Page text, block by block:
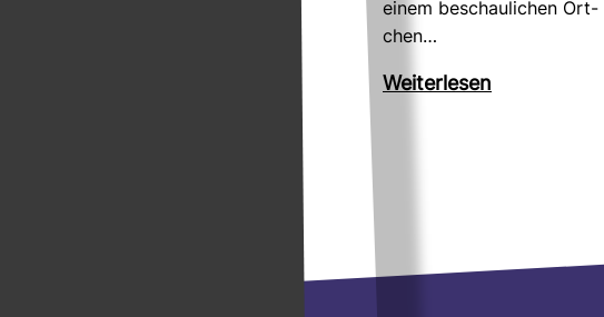
einem beschau­li­chen Ört­
chen…
Wei­ter­lesen